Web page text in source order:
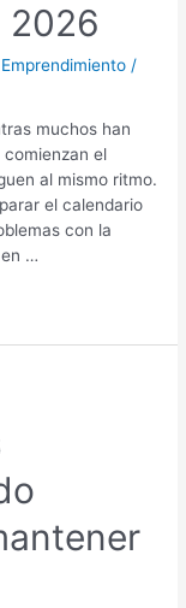
2026
Emprendimiento /
muchos han
el
al mismo ritmo.
el calendario
con la
en …